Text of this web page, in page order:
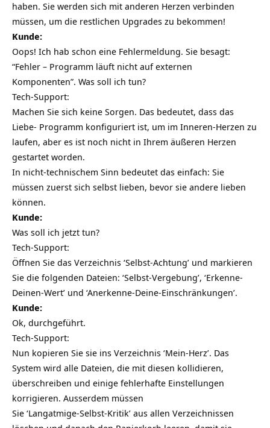
haben. Sie werden sich mit anderen Herzen verbinden
müssen, um die restlichen Upgrades zu bekommen!
Kunde:
Oops! Ich hab schon eine Fehlermeldung. Sie besagt:
“Fehler – Programm läuft nicht auf externen
Komponenten”. Was soll ich tun?
Tech-Support:
Machen Sie sich keine Sorgen. Das bedeutet, dass das
Liebe- Programm konfiguriert ist, um im Inneren-Herzen zu
laufen, aber es ist noch nicht in Ihrem äußeren Herzen
gestartet worden.
In nicht-technischem Sinn bedeutet das einfach: Sie
müssen zuerst sich selbst lieben, bevor sie andere lieben
können.
Kunde:
Was soll ich jetzt tun?
Tech-Support:
Öffnen Sie das Verzeichnis ‘Selbst-Achtung’ und markieren
Sie die folgenden Dateien: ‘Selbst-Vergebung’, ‘Erkenne-
Deinen-Wert’ und ‘Anerkenne-Deine-Einschränkungen’.
Kunde:
Ok, durchgeführt.
Tech-Support:
Nun kopieren Sie sie ins Verzeichnis ‘Mein-Herz’. Das
System wird alle Dateien, die mit diesen kollidieren,
überschreiben und einige fehlerhafte Einstellungen
korrigieren. Ausserdem müssen
Sie ‘Langatmige-Selbst-Kritik’ aus allen Verzeichnissen